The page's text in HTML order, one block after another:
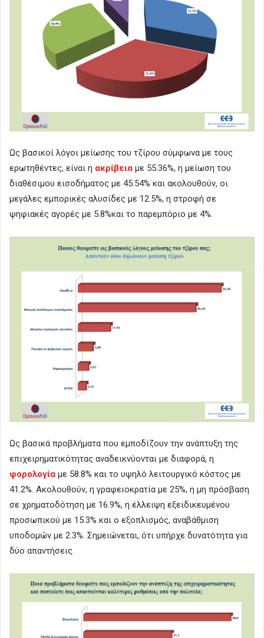
Ως βασικοί λόγοι μείωσης του τζίρου σύμφωνα με τους
ερωτηθέντες, είναι η ακρίβεια με 55.36%, η μείωση του
διαθέσιμου εισοδήματος με 45.54% και ακολουθούν, οι
μεγάλες εμπορικές αλυσίδες με 12.5%, η στροφή σε
ψηφιακές αγορές με 5.8%και το παρεμπόριο με 4%.
Ως βασικά προβλήματα που εμποδίζουν την ανάπτυξη της
επιχειρηματικότητας αναδεικνύονται με διαφορά, η
φορολογία με 58.8% και το υψηλό λειτουργικό κόστος με
41.2%. Ακολουθούν, η γραφειοκρατία με 25%, η μη πρόσβαση
σε χρηματοδότηση με 16.9%, η έλλειψη εξειδικευμένου
προσωπικού με 15.3% και ο εξοπλισμός, αναβάθμιση
υποδομών με 2.3%. Σημειώνεται, ότι υπήρχε δυνατότητα για
δύο απαντήσεις.